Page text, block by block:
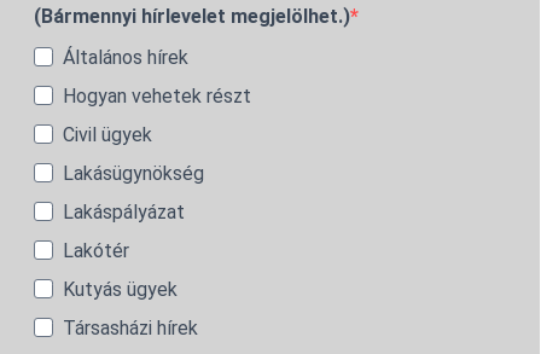
(Bármennyi hírlevelet megjelölhet.)
Általános hírek
Hogyan vehetek részt
Civil ügyek
Lakásügynökség
Lakáspályázat
Lakótér
Kutyás ügyek
Társasházi hírek